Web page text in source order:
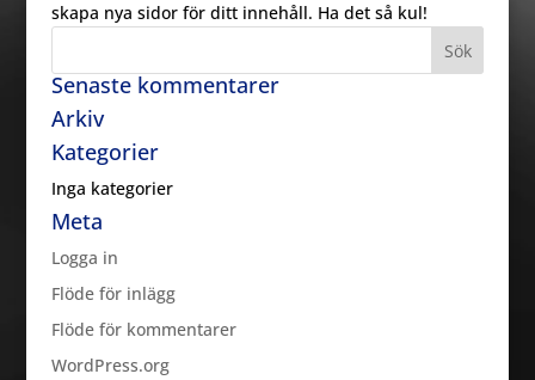
skapa nya sidor för ditt innehåll. Ha det så kul!
Senaste kommentarer
Arkiv
Kategorier
Inga kategorier
Meta
Logga in
Flöde för inlägg
Flöde för kommentarer
WordPress.org